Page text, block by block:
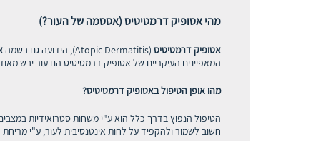
מהי אטופיק דרמטיטיס (אסטמה של העור?)
אטופיק דרמטיטיס (Atopic Dermatitis), הידועה גם בשמה
המאפיינים העיקריים של אטופיק דרמטיטיס הם עור יבש
מהו אופן הטיפול באטופיק דרמטיטיס?
הטיפול הנפוץ בדרך כלל הוא ע"י משחות סטרואידיות
חשוב לשמור ולהקפיד על לחות אינטנסיבית לעור, ע"י מריחת